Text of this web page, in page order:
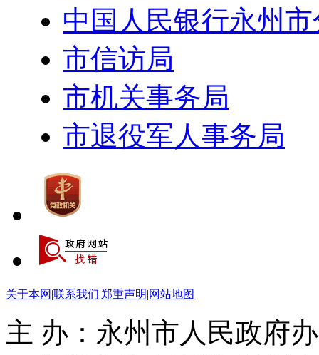
中国人民银行永州
市信访局
市机关事务局
市退役军人事务局
关于本网 |联系我们|郑重声明|网站地图
主 办：永州市人民政府